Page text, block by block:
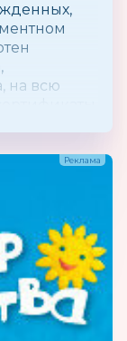
на всю
от 3 до 7